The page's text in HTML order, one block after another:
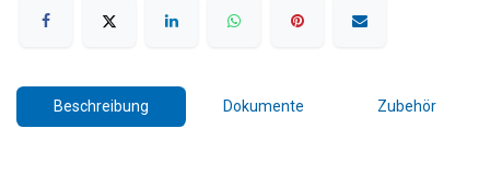
Beschreibung Dokumente Zubehör